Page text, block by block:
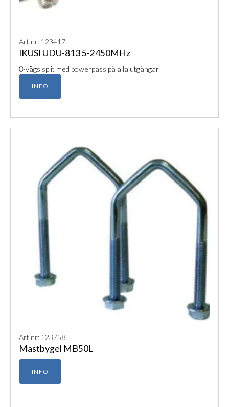
Art nr: 123417
IKUSI UDU-813 5-2450MHz
8-vägs split med powerpass på alla utgångar
INFO
Art nr: 123758
Mastbygel MB50L
INFO